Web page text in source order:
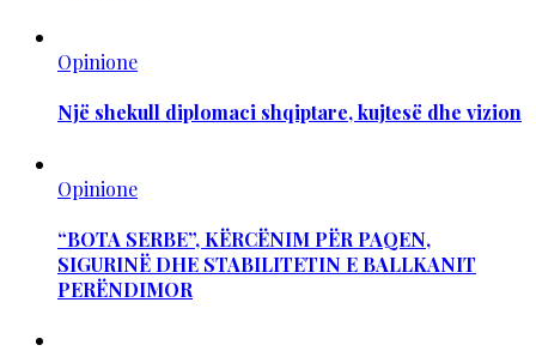
Opinione
Një shekull diplomaci shqiptare, kujtesë dhe vizion
Opinione
“BOTA SERBE”, KËRCËNIM PËR PAQEN,
SIGURINË DHE STABILITETIN E BALLKANIT
PERËNDIMOR